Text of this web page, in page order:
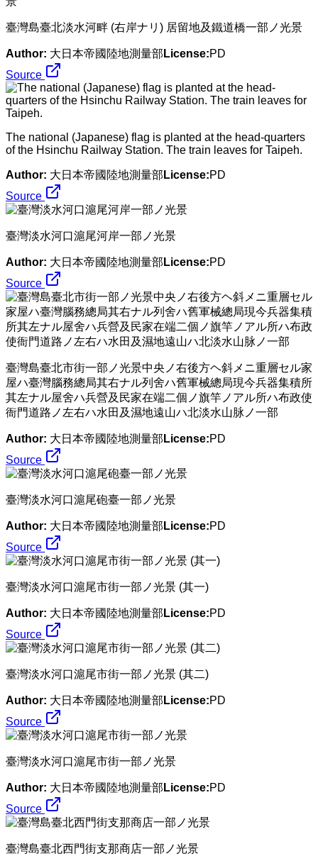
臺灣島臺北淡水河畔 (右岸ナリ) 居留地及鐵道橋一部ノ光景
Author: 大日本帝國陸地測量部 License:PD
Source
The national (Japanese) flag is planted at the head-quarters
of the Hsinchu Railway Station. The train leaves for Taipeh.
Author: 大日本帝國陸地測量部 License:PD
Source
臺灣淡水河口滬尾河岸一部ノ光景
Author: 大日本帝國陸地測量部 License:PD
Source
臺灣島臺北市街一部ノ光景中央ノ右後方ヘ斜メニ重層セル家
屋ハ臺灣腦務總局其右ナル列舍ハ舊軍械總局現今兵器集積所
其左ナル屋舍ハ兵營及民家在端二個ノ旗竿ノアル所ハ布政使
衙門道路ノ左右ハ水田及濕地遠山ハ北淡水山脉ノ一部
Author: 大日本帝國陸地測量部 License:PD
Source
臺灣淡水河口滬尾砲臺一部ノ光景
Author: 大日本帝國陸地測量部 License:PD
Source
臺灣淡水河口滬尾市街一部ノ光景 (其一)
Author: 大日本帝國陸地測量部 License:PD
Source
臺灣淡水河口滬尾市街一部ノ光景 (其二)
Author: 大日本帝國陸地測量部 License:PD
Source
臺灣淡水河口滬尾市街一部ノ光景
Author: 大日本帝國陸地測量部 License:PD
Source
臺灣島臺北西門街支那商店一部ノ光景